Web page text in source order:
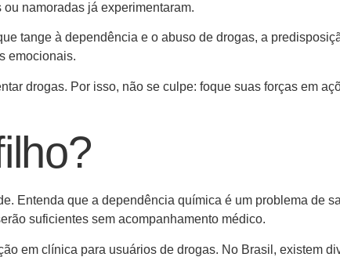
namoradas já experimentaram.
tange à dependência e o abuso de drogas, a
emocionais.
drogas. Por isso, não se culpe: foque suas forças em
Entenda que a dependência química é um problema de
suficientes sem acompanhamento médico.
em clínica para usuários de drogas. No Brasil, existem